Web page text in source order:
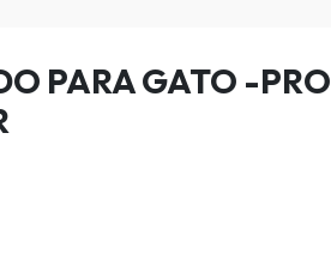
PARA GATO -PRO